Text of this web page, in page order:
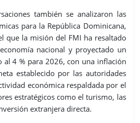
también se analizaron las
para la República Dominicana,
que la misión del FMI ha resaltado
nacional y proyectado un
al 4 % para 2026, con una inflación
establecido por las autoridades
económica respaldada por el
estratégicos como el turismo, las
extranjera directa.